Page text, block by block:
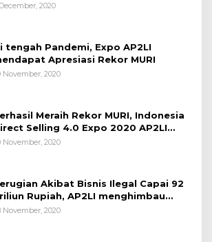
2020
tengah Pandemi, Expo AP2LI
Apresiasi Rekor MURI
November, 2020
Meraih Rekor MURI, Indonesia
Selling 4.0 Expo 2020 AP2LI
sangat memuaskan
November, 2020
Akibat Bisnis Ilegal Capai 92
Rupiah, AP2LI menghimbau
Waspada.
November, 2020